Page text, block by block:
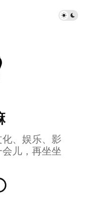
、娱乐、影
儿，再坐坐